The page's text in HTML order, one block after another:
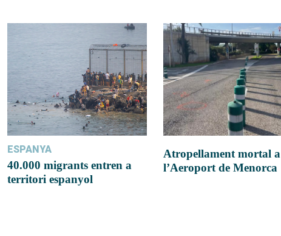
ESPANYA
40.000 migrants entren a
territori espanyol
Atropellament mortal a
l’Aeroport de Menorca